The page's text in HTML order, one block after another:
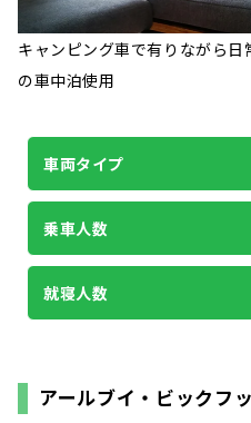
キャンピング車で有りながら
の車中泊使用
車両タイプ
乗車人数
就寝人数
アールブイ・ビックフ